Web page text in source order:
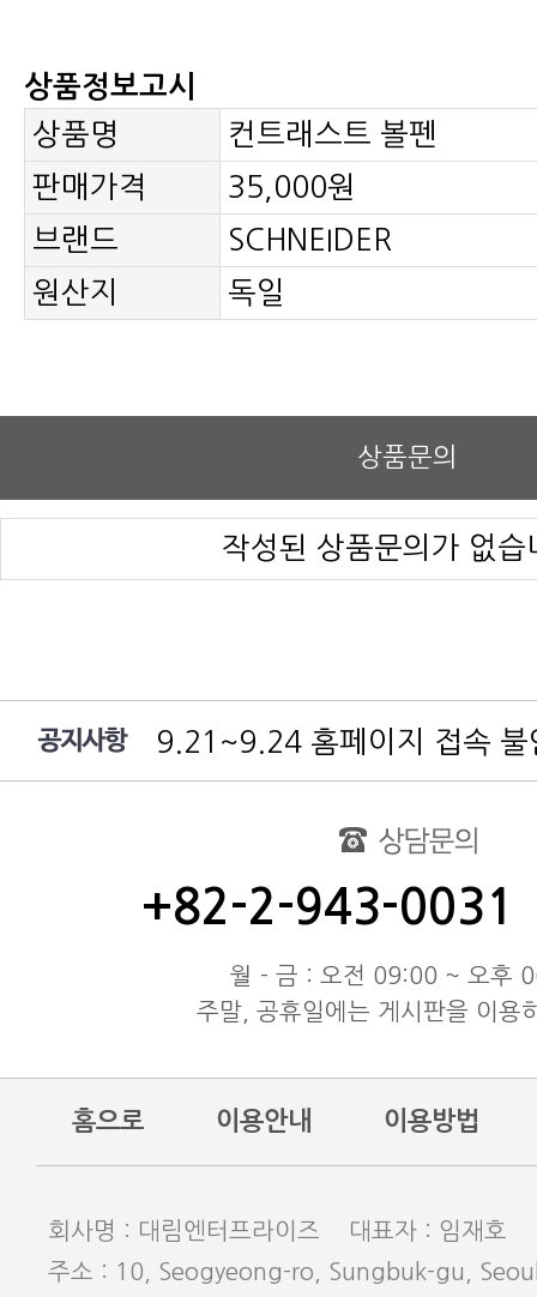
상품정보고시
상품명
컨트래스트 볼펜
판매가격
35,000원
브랜드
SCHNEIDER
원산지
독일
상품문의
작성된 상품문의가 없습
9.21~9.24 홈페이지 접속 불
여름 휴가 배송 지연 안내
동해물과 백두산이 마르고
동해물과 백두산이 마르고
동해물과 백두산이 마르고
+82-2-943-0031
월 - 금 : 오전 09:00 ~ 오후
주말, 공휴일에는 게시판을 이용
홈으로 이용안내 이용방법
회사명 : 대림엔터프라이즈 대표자 : 임재호
주소 : 10, Seogyeong-ro, Sungbuk-gu,